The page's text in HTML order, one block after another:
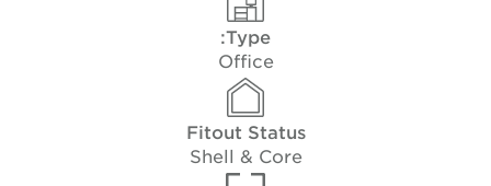
Type:
Office
Fitout Status
Shell & Core